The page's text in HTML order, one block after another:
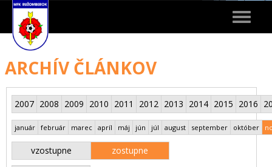
Toggle
ARCHÍV ČLÁNKOV
2007 2008 2009 2010 2011 2012 2013 2014 2015 2016
január február marec apríl máj jún júl august september október
vzostupne zostupne